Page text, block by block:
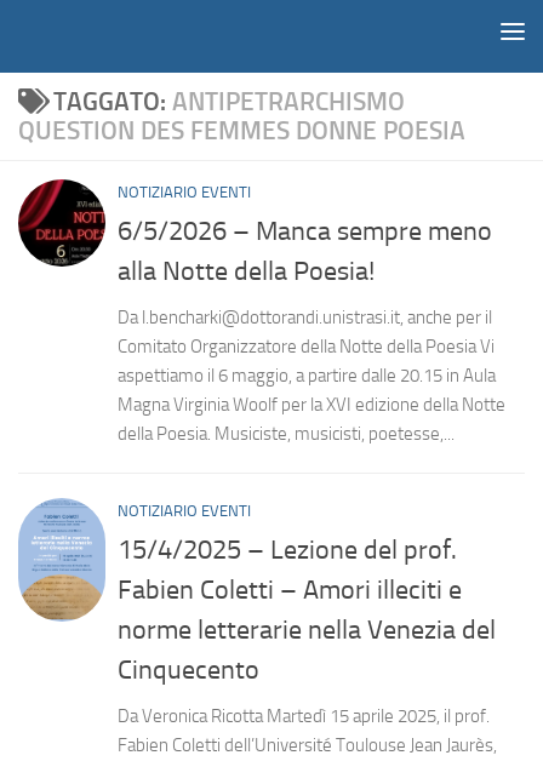
TAGGATO: ANTIPETRARCHISMO
QUESTION DES FEMMES DONNE POESIA
NOTIZIARIO EVENTI
6/5/2026 – Manca sempre meno
alla Notte della Poesia!
Da l.bencharki@dottorandi.unistrasi.it, anche per il
Comitato Organizzatore della Notte della Poesia Vi
aspettiamo il 6 maggio, a partire dalle 20.15 in Aula
Magna Virginia Woolf per la XVI edizione della Notte
della Poesia. Musiciste, musicisti, poetesse,...
NOTIZIARIO EVENTI
15/4/2025 – Lezione del prof.
Fabien Coletti – Amori illeciti e
norme letterarie nella Venezia del
Cinquecento
Da Veronica Ricotta Martedì 15 aprile 2025, il prof.
Fabien Coletti dell’Université Toulouse Jean Jaurès,